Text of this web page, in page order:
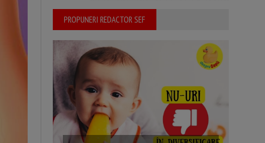
PROPUNERI REDACTOR SEF